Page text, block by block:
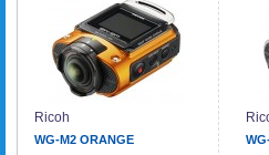
Ricoh
WG-M2 ORANGE